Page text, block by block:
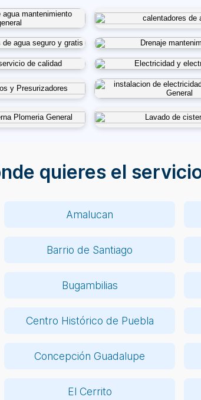
quieres el
Amalucan
Barrio de Santiago
Bugambilias
Centro Histórico de Puebla
Concepción Guadalupe
El Cerrito